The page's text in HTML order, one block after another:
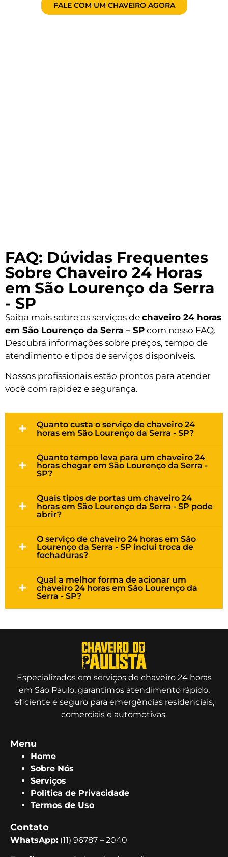
FALE COM UM CHAVEIRO AGORA
FAQ: Dúvidas Frequentes
Sobre Chaveiro 24 Horas
em São Lourenço da Serra
- SP
Saiba mais sobre os serviços de chaveiro 24 horas
em São Lourenço da Serra – SP com nosso FAQ.
Descubra informações sobre preços, tempo de
atendimento e tipos de serviços disponíveis.
Nossos profissionais estão prontos para atender
você com rapidez e segurança.
Quanto custa o serviço de chaveiro 24
horas em São Lourenço da Serra - SP?
Quanto tempo leva para um chaveiro 24
horas chegar em São Lourenço da Serra -
SP?
Quais tipos de portas um chaveiro 24
horas em São Lourenço da Serra - SP pode
abrir?
O serviço de chaveiro 24 horas em São
Lourenço da Serra - SP inclui troca de
fechaduras?
Qual a melhor forma de acionar um
chaveiro 24 horas em São Lourenço da
Serra - SP?
Especializados em serviços de chaveiro 24 horas
em São Paulo, garantimos atendimento rápido,
eficiente e seguro para emergências residenciais,
comerciais e automotivas.
Menu
Home
Sobre Nós
Serviços
Política de Privacidade
Termos de Uso
Contato
WhatsApp: (11) 96787 – 2040